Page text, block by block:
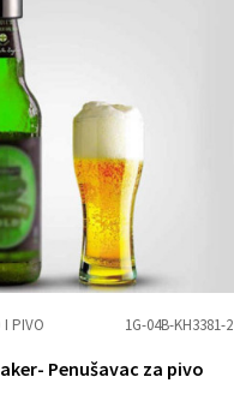
I PIVO 1G-04B-KH3381-2
Penušavac za pivo